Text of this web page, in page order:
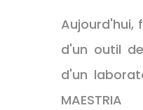
Aujourd'hui,
d'un outil
d'un